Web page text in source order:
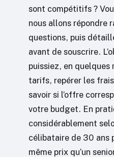
sont compétitifs ?
nous allons répondre
questions, puis
avant de souscrire.
puissiez, en
tarifs, repérer les
savoir si l’offre
votre budget. En
considérablement
célibataire de 30 ans
même prix qu’un